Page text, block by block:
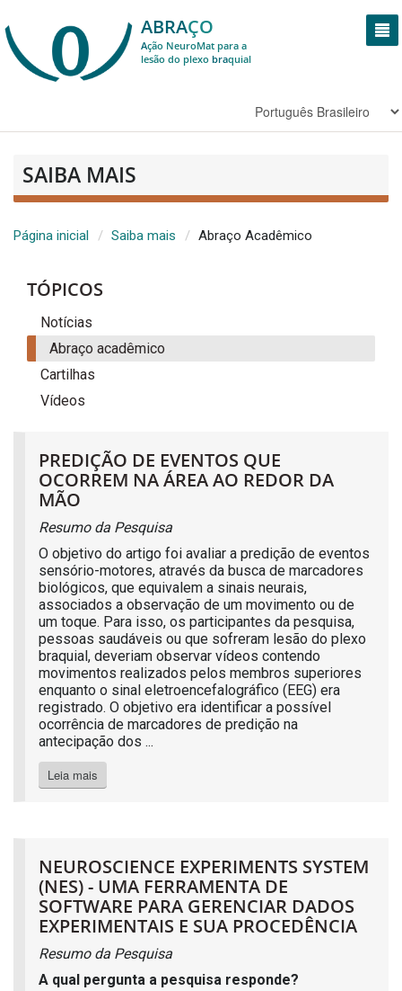
ABRAÇO
Ação NeuroMat para a
lesão do plexobraquial
SAIBA MAIS
Página inicial Saiba mais Abraço Acadêmico
TÓPICOS
Notícias
Abraço acadêmico
Cartilhas
Vídeos
PREDIÇÃO DE EVENTOS QUE
OCORREM NA ÁREA AO REDOR DA
MÃO
Resumo da Pesquisa
O objetivo do artigo foi avaliar a predição de eventos
sensório-motores, através da busca de marcadores
biológicos, que equivalem a sinais neurais,
associados a observação de um movimento ou de
um toque. Para isso, os participantes da pesquisa,
pessoas saudáveis ou que sofreram lesão do plexo
braquial, deveriam observar vídeos contendo
movimentos realizados pelos membros superiores
enquanto o sinal eletroencefalográfico (EEG) era
registrado. O objetivo era identificar a possível
ocorrência de marcadores de predição na
antecipação dos ...
Leia mais
NEUROSCIENCE EXPERIMENTS SYSTEM
(NES) - UMA FERRAMENTA DE
SOFTWARE PARA GERENCIAR DADOS
EXPERIMENTAIS E SUA PROCEDÊNCIA
Resumo da Pesquisa
A qual pergunta a pesquisa responde?